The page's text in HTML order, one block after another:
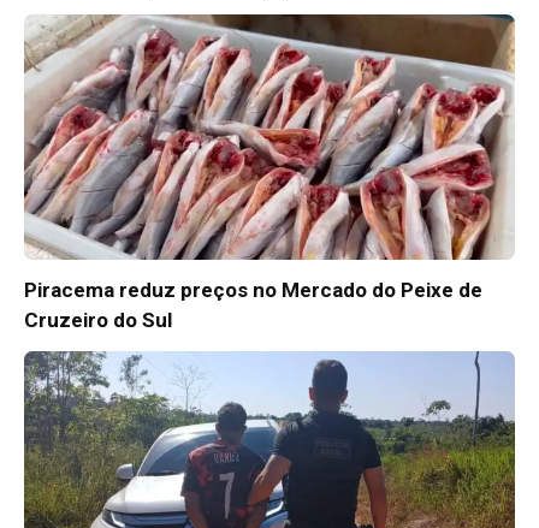
Piracema reduz preços no Mercado do Peixe de
Cruzeiro do Sul